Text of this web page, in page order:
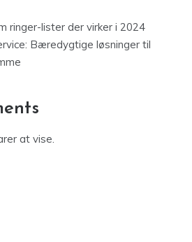
ringer-lister der virker i 2024
Bæredygtige løsninger til
at vise.